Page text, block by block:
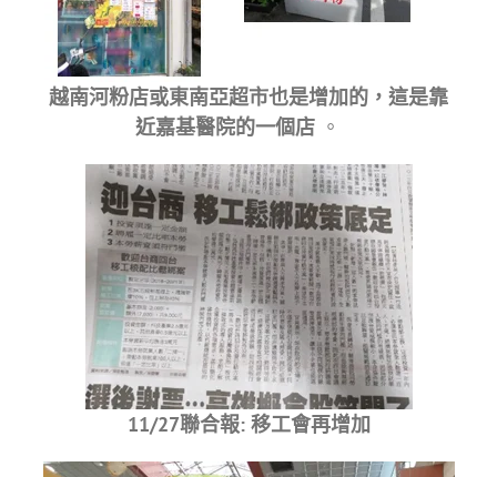
越南河粉店或東南亞超市也是增加的，這是靠
近嘉基醫院的一個店。
11/27聯合報: 移工會再增加